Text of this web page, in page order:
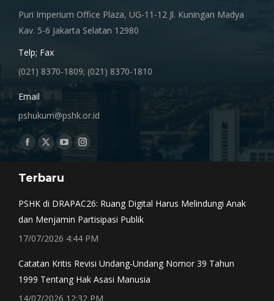
Puri Imperium Office Plaza, UG-11-12 Jl. Kuningan Madya
Kav. 5-6 Jakarta Selatan 12980
Telp; Fax
(021) 8370-1809; (021) 8370-1810
Email
pshukum@pshk.or.id
Find us on:
Facebook
opens
window
X
opens
window
YouTube
opens
Instagram
window
Terbaru
PSHK di DRAPAC26: Ruang Digital Harus Melindungi Anak
dan Menjamin Partisipasi Publik
17/07/2026 4:44 PM
Catatan Kritis Revisi Undang-Undang Nomor 39 Tahun
1999 Tentang Hak Asasi Manusia
14/07/2026 12:32 PM